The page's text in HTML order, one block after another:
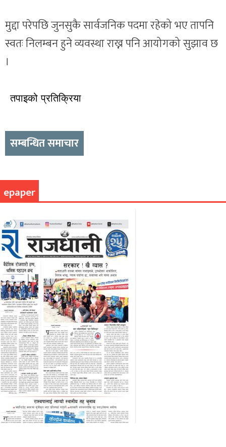
मुद्दा परेपछि जुनसुकै सार्वजनिक पदमा रहेको भए तापनि
स्वतः निलम्बन हुने व्यवस्था राख्न पनि आयोगको सुझाव छ
।
तपाइको प्रतिक्रिया
सम्बन्धित समाचार
epaper